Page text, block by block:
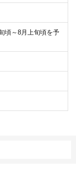
頃～8月上旬頃を予